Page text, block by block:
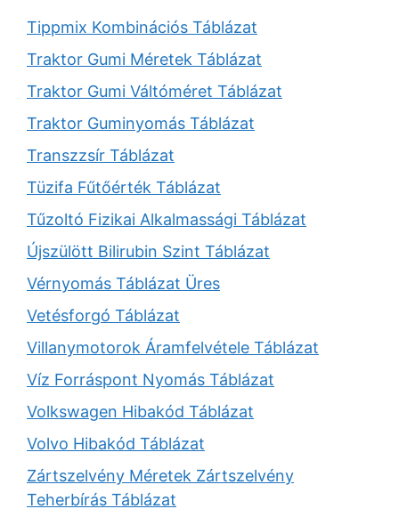
Tippmix Kombinációs Táblázat
Traktor Gumi Méretek Táblázat
Traktor Gumi Váltóméret Táblázat
Traktor Guminyomás Táblázat
Transzzsír Táblázat
Tüzifa Fűtőérték Táblázat
Tűzoltó Fizikai Alkalmassági Táblázat
Újszülött Bilirubin Szint Táblázat
Vérnyomás Táblázat Üres
Vetésforgó Táblázat
Villanymotorok Áramfelvétele Táblázat
Víz Forráspont Nyomás Táblázat
Volkswagen Hibakód Táblázat
Volvo Hibakód Táblázat
Zártszelvény Méretek Zártszelvény
Teherbírás Táblázat